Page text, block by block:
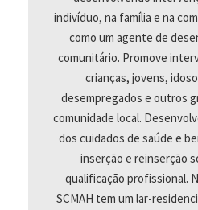
indivíduo, na família e na
como um agente de
comunitário. Promove
crianças, jovens,
desempregados e outros
comunidade local.
dos cuidados de saúde e
inserção e reinserção
qualificação profissional.
SCMAH tem um lar-